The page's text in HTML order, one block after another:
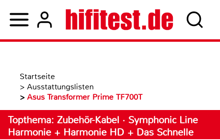
Startseite
> Ausstattungslisten
> Asus Transformer Prime TF700T
Topthema: Zubehör-Kabel · Symphonic Line
Harmonie + Harmonie HD + Das Schnelle